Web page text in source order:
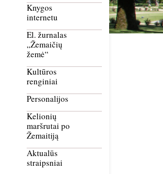
Knygos
internetu
El. žurnalas
„Žemaičių
žemė“
Kultūros
renginiai
Personalijos
Kelionių
maršrutai po
Žemaitiją
Aktualūs
straipsniai